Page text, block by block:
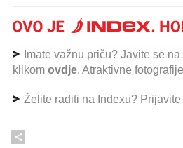
Imate važnu priču? Javite se na
klikom ovdje. Atraktivne
Želite raditi na Indexu? Prijavite